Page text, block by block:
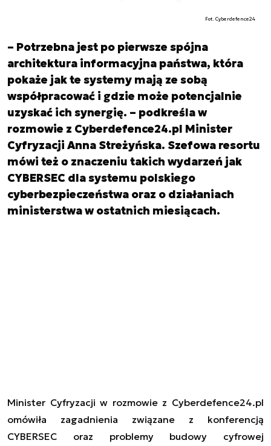
Fot. Cyberdefence24
– Potrzebna jest po pierwsze spójna
architektura informacyjna państwa, która
pokaże jak te systemy mają ze sobą
współpracować i gdzie może potencjalnie
uzyskać ich synergię. – podkreśla w
rozmowie z Cyberdefence24.pl Minister
Cyfryzacji Anna Streżyńska. Szefowa resortu
mówi też o znaczeniu takich wydarzeń jak
CYBERSEC dla systemu polskiego
cyberbezpieczeństwa oraz o działaniach
ministerstwa w ostatnich miesiącach.
Minister Cyfryzacji w rozmowie z Cyberdefence24.pl
omówiła zagadnienia związane z konferencją
CYBERSEC oraz problemy budowy cyfrowej